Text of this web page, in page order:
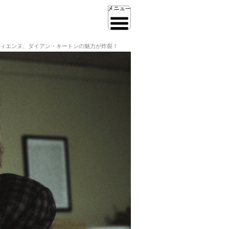
エンヌ、ダイアン・キートンの魅力が炸裂！